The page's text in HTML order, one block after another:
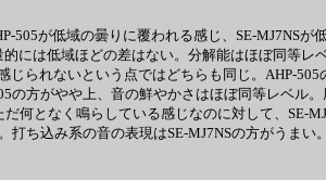
505が低域の曇りに覆われる感じ、SE-MJ7NS
には低域ほどの差はない。分解能はほぼ同等レ
られないという点ではどちらも同じ。AHP-
方がやや上、音の鮮やかさはほぼ同等レベル
何となく鳴らしている感じなのに対して、SE-
ち込み系の音の表現はSE-MJ7NSの方がうま